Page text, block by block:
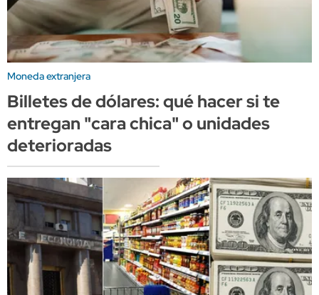
Moneda extranjera
Billetes de dólares: qué hacer si te
entregan "cara chica" o unidades
deterioradas